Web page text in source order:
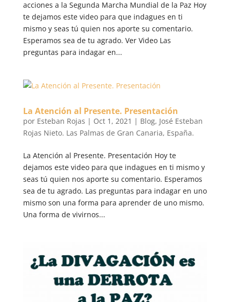
acciones a la Segunda Marcha Mundial de la Paz Hoy
te dejamos este video para que indagues en ti
mismo y seas tú quien nos aporte su comentario.
Esperamos sea de tu agrado. Ver Video Las
preguntas para indagar en...
La Atención al Presente. Presentación
por Esteban Rojas | Oct 1, 2021 | Blog, José Esteban
Rojas Nieto. Las Palmas de Gran Canaria, España.
La Atención al Presente. Presentación​ Hoy te
dejamos este video para que indagues en ti mismo y
seas tú quien nos aporte su comentario. Esperamos
sea de tu agrado. Las preguntas para indagar en uno
mismo son una forma para aprender de uno mismo.
Una forma de vivirnos...